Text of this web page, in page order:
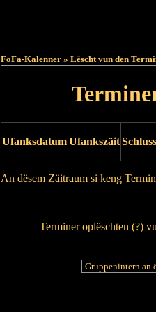
FoFa-Kalenner » Lëscht vun den
UfanksdatumUfankszäit
An dësem Zäitraum si keng
Terminer oplëschten (?)